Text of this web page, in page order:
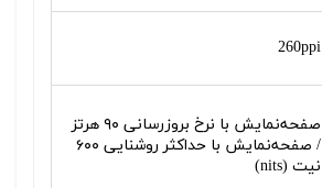
260ppi
صفحه‌نمایش با نرخ بروزرسانی ۹۰ هرتز
/ صفحه‌نمایش با حداکثر روشنایی ۶۰۰
نیت (nits)